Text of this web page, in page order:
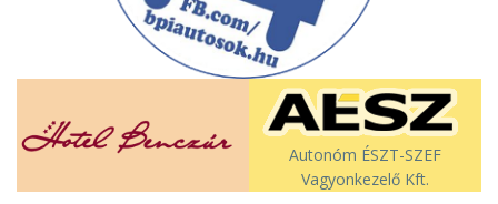
Autonóm ÉSZT-SZEF
Vagyonkezelő Kft.